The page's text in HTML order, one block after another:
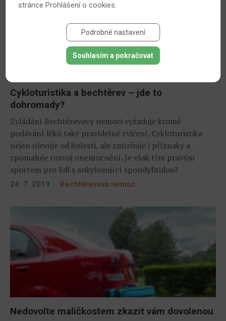
Cykloturistika a bechtěrev – jde to
dohromady?
Zvládání Bechtěrevovy nemoci vyžaduje kromě
podávání léků také pravidelné cvičení. Cykloturistika
nejen ulevuje od bolesti, ale zmírňuje i příznaky a
zpomaluje rozvoj onemocnění. Je však tím pravým
sportem pro lidi s ankylozující spondylitidou?
24. 7. 2019 Bechtěrevova nemoc
Nedovolte maličkostem zkazit vám dovolenou
stránceProhlášení o cookies.
Podrobné nastavení
Souhlasím a pokračovat